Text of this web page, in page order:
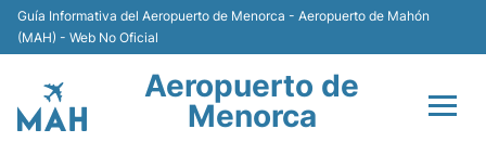
Guía Informativa del Aeropuerto de Menorca - Aeropuerto de Mahón
(MAH) - Web No Oficial
Aeropuerto de
Menorca